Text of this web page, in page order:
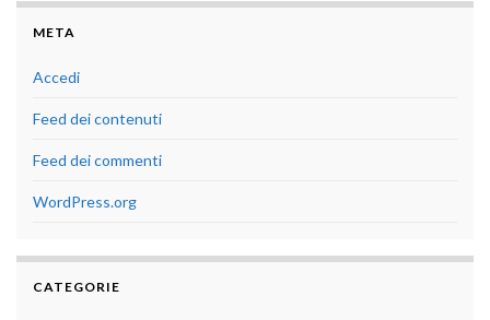
META
Accedi
Feed dei contenuti
Feed dei commenti
WordPress.org
CATEGORIE